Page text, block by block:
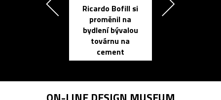
Ricardo Bofill si
proměnil na
bydlení bývalou
továrnu na
cement